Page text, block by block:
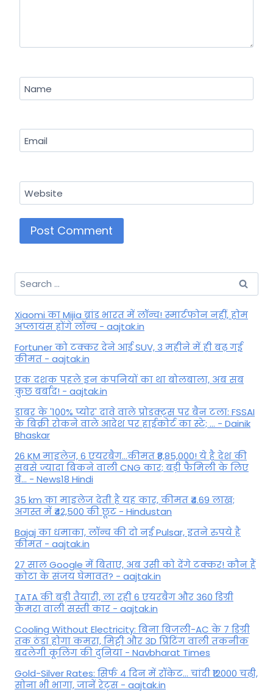
Name
Email
Website
Search
for:
Xiaomi का Mijia ब्रांड भारत में लॉन्च! स्मार्टफोन नहीं, होम
अप्लायंस होंगे लॉन्च - aajtak.in
Fortuner को टक्कर देने आई SUV, 3 महीने में ही बढ़ गई
कीमत - aajtak.in
एक दशक पहले इन कंपनियों का था बोलबाला, अब सब
कुछ बर्बाद! - aajtak.in
डाबर के '100% प्योर' दावे वाले प्रोडक्ट्स पर बैन टला: FSSAI
के बिक्री रोकने वाले आदेश पर हाईकोर्ट का स्टे; ... - Dainik
Bhaskar
26 KM माइलेज, 6 एयरबैग...कीमत ₹8,85,000! ये है देश की
सबसे ज्यादा बिकने वाली CNG कार; बड़ी फैमिली के लिए
बे... - News18 Hindi
35 km का माइलेज देती है यह कार, कीमत ₹4.69 लाख;
अगस्त में ₹42,500 की छूट - Hindustan
Bajaj का धमाका, लॉन्च की दो नई Pulsar, इतने रुपये है
कीमत - aajtak.in
27 साल Google में बिताए, अब उसी को देंगे टक्कर! कौन हैं
कोटा के संजय घेमावत? - aajtak.in
TATA की बड़ी तैयारी, ला रही 6 एयरबैग और 360 डिग्री
कैमरा वाली सस्ती कार - aajtak.in
Cooling Without Electricity: बिना बिजली-AC के 7 डिग्री
तक ठंडा होगा कमरा, मिट्टी और 3D प्रिंटिंग वाली तकनीक
बदलेगी कूलिंग की दुनिया - Navbharat Times
Gold-Silver Rates: सिर्फ 4 दिन में रॉकेट... चांदी ₹12000 चढ़ी,
सोना भी भागा, जानें रेट्स - aajtak.in